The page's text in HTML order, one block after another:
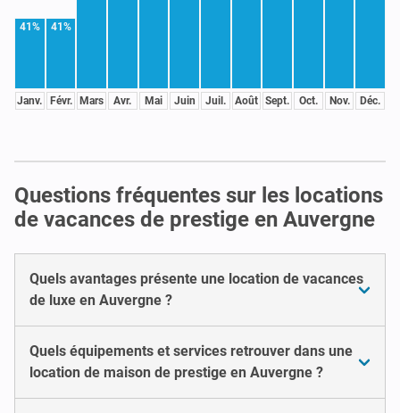
41%
Janv.
41%
Févr. Mars Avr. Mai Juin Juil. Août Sept. Oct. Nov. Déc.
Questions fréquentes sur les locations
de vacances de prestige en Auvergne
Quels avantages présente une location de vacances
de luxe en Auvergne ?
Quels équipements et services retrouver dans une
location de maison de prestige en Auvergne ?